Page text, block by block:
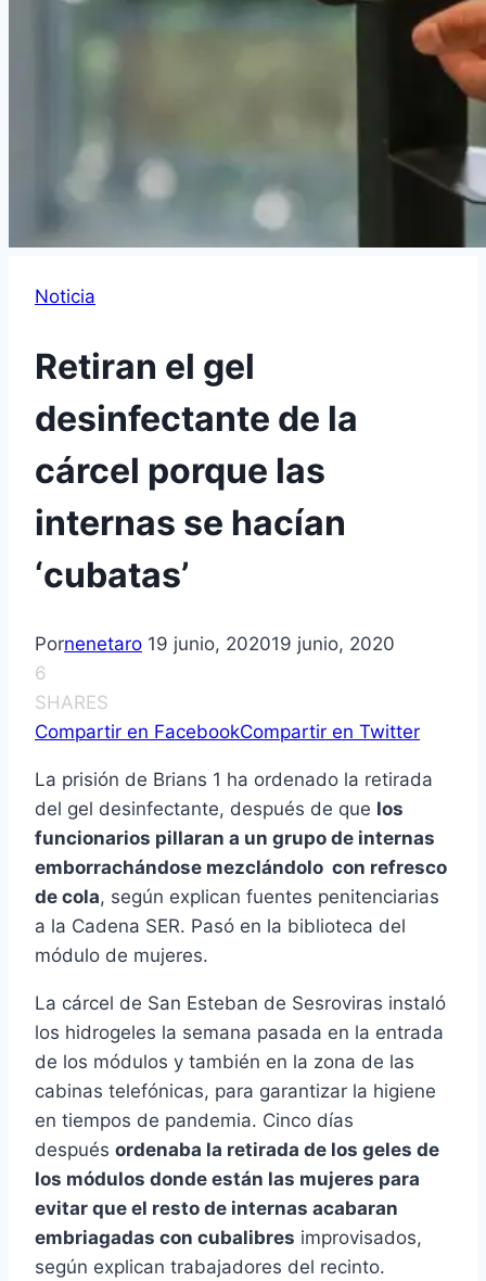
Noticia
Retiran el gel
desinfectante de la
cárcel porque las
internas se hacían
‘cubatas’
Pornenetaro 19 junio, 202019 junio, 2020
6
SHARES
Compartir en FacebookCompartir en Twitter
La prisión de Brians 1 ha ordenado la retirada
del gel desinfectante, después de que los
funcionarios pillaran a un grupo de internas
emborrachándose mezclándolo con refresco
de cola, según explican fuentes penitenciarias
a la Cadena SER. Pasó en la biblioteca del
módulo de mujeres.
La cárcel de San Esteban de Sesroviras instaló
los hidrogeles la semana pasada en la entrada
de los módulos y también en la zona de las
cabinas telefónicas, para garantizar la higiene
en tiempos de pandemia. Cinco días
después ordenaba la retirada de los geles de
los módulos donde están las mujeres para
evitar que el resto de internas acabaran
embriagadas con cubalibres improvisados,
según explican trabajadores del recinto.